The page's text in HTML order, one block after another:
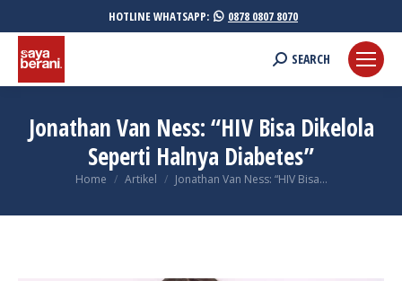
HOTLINE WHATSAPP: 0878 0807 8070
Search:
SEARCH
Jonathan Van Ness: “HIV Bisa Dikelola
Seperti Halnya Diabetes”
You are here:
Home Artikel Jonathan Van Ness: “HIV Bisa…